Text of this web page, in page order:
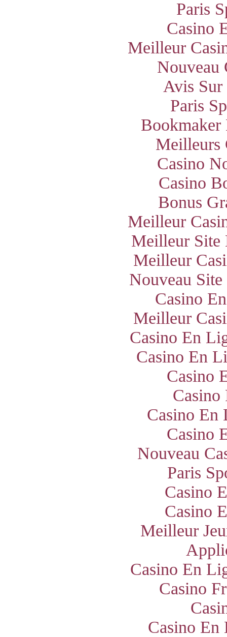
Paris
Casino
Meilleur
Nouveau
Avis Sur
Paris
Meilleurs
Casino
Casino
Bonus
Meilleur
Meilleur Site
Meilleur
Nouveau
Casino
Meilleur
Casino En
Casino En
Casino
Casino
Casino En
Casino
Nouveau
Paris
Casino
Casino
Meilleur
Casino En
Casino
Casino En